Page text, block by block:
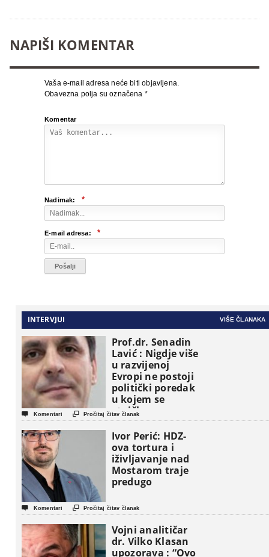
NAPIŠI KOMENTAR
Vaša e-mail adresa neće biti objavljena.
Obavezna polja su označena *
Komentar
Nadimak: *
E-mail adresa: *
INTERVJUI VIŠE ČLANAKA
Prof.dr. Senadin
Lavić : Nigdje više
u razvijenoj
Evropi ne postoji
politički poredak
u kojem se
etničke grupe
pojavljuju kao
osnovne
političke jedinice
 Komentari  Pročitaj čitav članak
Ivor Perić: HDZ-
ova tortura i
iživljavanje nad
Mostarom traje
predugo
 Komentari  Pročitaj čitav članak
Vojni analitičar
dr. Vilko Klasan
upozorava : “Ovo